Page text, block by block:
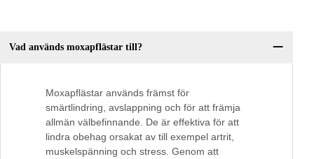
Vad används moxapflästar till?
Moxapflästar används främst för
smärtlindring, avslappning och för att främja
allmän välbefinnande. De är effektiva för att
lindra obehag orsakat av till exempel artrit,
muskelspänning och stress. Genom att